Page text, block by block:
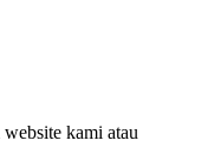
kami atau